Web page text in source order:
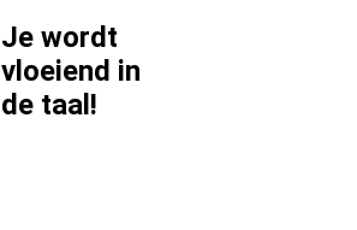
Je wordt
vloeiend in
de taal!